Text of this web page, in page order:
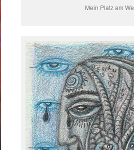
Mein Platz am